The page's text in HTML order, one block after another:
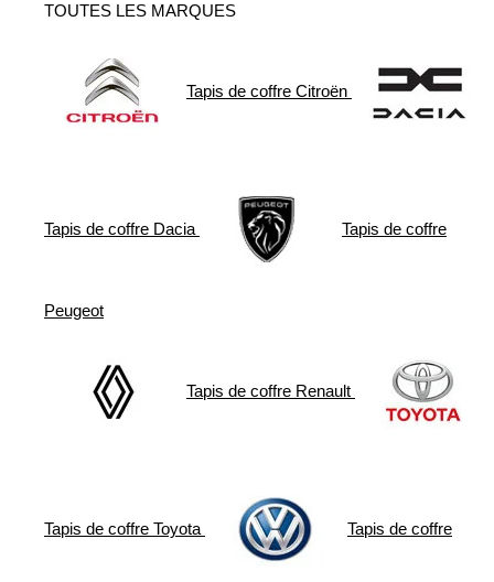
TOUTES LES MARQUES
Tapis de coffre Citroën
Tapis de coffre Dacia Tapis de coffre
Peugeot
Tapis de coffre Renault
Tapis de coffre Toyota Tapis de coffre